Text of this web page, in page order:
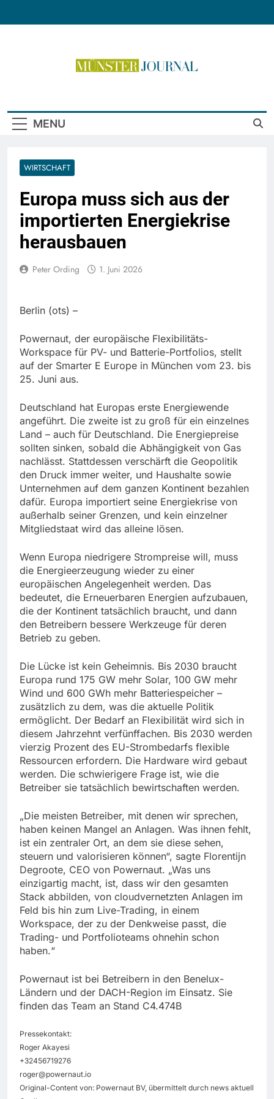
MENU
WIRTSCHAFT
Europa muss sich aus der
importierten Energiekrise
herausbauen
Peter Ording 1. Juni 2026
Berlin (ots) –
Powernaut, der europäische Flexibilitäts-
Workspace für PV- und Batterie-Portfolios, stellt
auf der Smarter E Europe in München vom 23. bis
25. Juni aus.
Deutschland hat Europas erste Energiewende
angeführt. Die zweite ist zu groß für ein einzelnes
Land – auch für Deutschland. Die Energiepreise
sollten sinken, sobald die Abhängigkeit von Gas
nachlässt. Stattdessen verschärft die Geopolitik
den Druck immer weiter, und Haushalte sowie
Unternehmen auf dem ganzen Kontinent bezahlen
dafür. Europa importiert seine Energiekrise von
außerhalb seiner Grenzen, und kein einzelner
Mitgliedstaat wird das alleine lösen.
Wenn Europa niedrigere Strompreise will, muss
die Energieerzeugung wieder zu einer
europäischen Angelegenheit werden. Das
bedeutet, die Erneuerbaren Energien aufzubauen,
die der Kontinent tatsächlich braucht, und dann
den Betreibern bessere Werkzeuge für deren
Betrieb zu geben.
Die Lücke ist kein Geheimnis. Bis 2030 braucht
Europa rund 175 GW mehr Solar, 100 GW mehr
Wind und 600 GWh mehr Batteriespeicher –
zusätzlich zu dem, was die aktuelle Politik
ermöglicht. Der Bedarf an Flexibilität wird sich in
diesem Jahrzehnt verfünffachen. Bis 2030 werden
vierzig Prozent des EU-Strombedarfs flexible
Ressourcen erfordern. Die Hardware wird gebaut
werden. Die schwierigere Frage ist, wie die
Betreiber sie tatsächlich bewirtschaften werden.
„Die meisten Betreiber, mit denen wir sprechen,
haben keinen Mangel an Anlagen. Was ihnen fehlt,
ist ein zentraler Ort, an dem sie diese sehen,
steuern und valorisieren können“, sagte Florentijn
Degroote, CEO von Powernaut. „Was uns
einzigartig macht, ist, dass wir den gesamten
Stack abbilden, von cloudvernetzten Anlagen im
Feld bis hin zum Live-Trading, in einem
Workspace, der zu der Denkweise passt, die
Trading- und Portfolioteams ohnehin schon
haben.“
Powernaut ist bei Betreibern in den Benelux-
Ländern und der DACH-Region im Einsatz. Sie
finden das Team an Stand C4.474B
Pressekontakt:
Roger Akayesi
+32456719276
roger@powernaut.io
Original-Content von: Powernaut BV, übermittelt durch news aktuell